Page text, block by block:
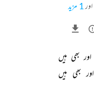
اور1 مزید
اور بھی ہیں
اور بھی ہیں